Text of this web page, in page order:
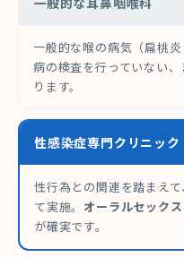
一般的な喉の病気（扁桃
病の検査を行っていない
ります。
性感染症専門クリニック
性行為との関連を踏まえ
て実施。 オーラルセック
が確実です。